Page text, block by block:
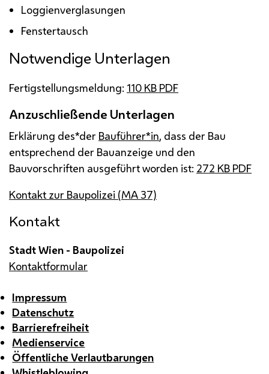
Loggienverglasungen
Fenstertausch
Notwendige Unterlagen
Fertigstellungsmeldung: 110 KB PDF
Anzuschließende Unterlagen
Erklärung des*der Bauführer*in, dass der Bau
entsprechend der Bauanzeige und den
Bauvorschriften ausgeführt worden ist: 272 KB PDF
Kontakt zur Baupolizei (MA37)
Kontakt
Stadt Wien - Baupolizei
Kontaktformular
Impressum
Datenschutz
Barrierefreiheit
Medienservice
Öffentliche Verlautbarungen